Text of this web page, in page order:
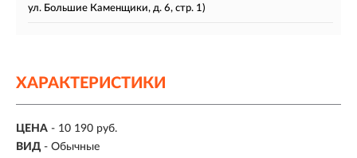
ул. Большие Каменщики, д. 6, стр. 1)
ХАРАКТЕРИСТИКИ
ЦЕНА - 10 190 руб.
ВИД - Обычные